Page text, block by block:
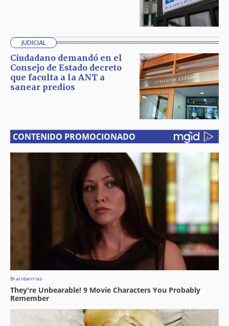
JUDICIAL
Ciudadano demandó en el
Consejo de Estado decreto
que faculta a la ANT a
sanear predios